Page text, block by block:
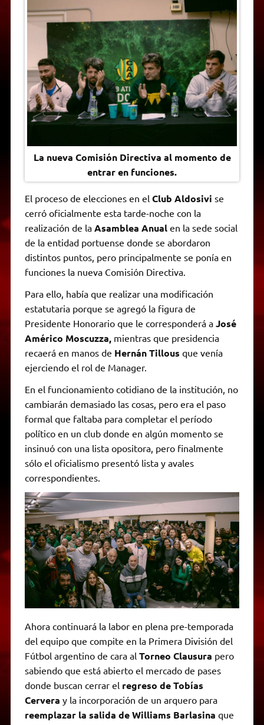
A
p
r
a
m
e
o
k
e
r
k
e
n
d
l
y
La nueva Comisión Directiva al momento de
entrar en funciones.
El proceso de elecciones en el Club Aldosivi se
cerró oficialmente esta tarde-noche con la
realización de la Asamblea Anual en la sede social
de la entidad portuense donde se abordaron
distintos puntos, pero principalmente se ponía en
funciones la nueva Comisión Directiva.
Para ello, había que realizar una modificación
estatutaria porque se agregó la figura de
Presidente Honorario que le corresponderá aJosé
Américo Moscuzza, mientras que presidencia
recaerá en manos de Hernán Tillous que venía
ejerciendo el rol de Manager.
En el funcionamiento cotidiano de la institución, no
cambiarán demasiado las cosas, pero era el paso
formal que faltaba para completar el período
político en un club donde en algún momento se
insinuó con una lista opositora, pero finalmente
sólo el oficialismo presentó lista y avales
correspondientes.
Ahora continuará la labor en plena pre-temporada
del equipo que compite en la Primera División del
Fútbol argentino de cara al Torneo Clausura pero
sabiendo que está abierto el mercado de pases
donde buscan cerrar el regreso de Tobías
Cervera y la incorporación de un arquero para
reemplazar la salida de Williams Barlasina que